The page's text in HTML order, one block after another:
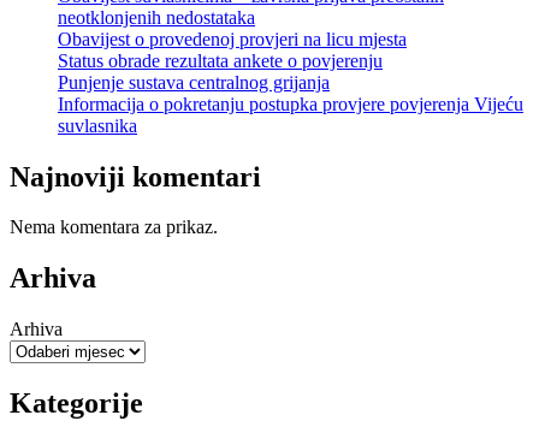
neotklonjenih nedostataka
Obavijest o provedenoj provjeri na licu mjesta
Status obrade rezultata ankete o povjerenju
Punjenje sustava centralnog grijanja
Informacija o pokretanju postupka provjere povjerenja Vijeću
suvlasnika
Najnoviji komentari
Nema komentara za prikaz.
Arhiva
Arhiva
Kategorije